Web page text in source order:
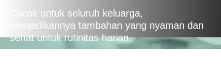
Cocok untuk seluruh keluarga,
menjadikannya tambahan yang nyaman dan
sehat untuk rutinitas harian.